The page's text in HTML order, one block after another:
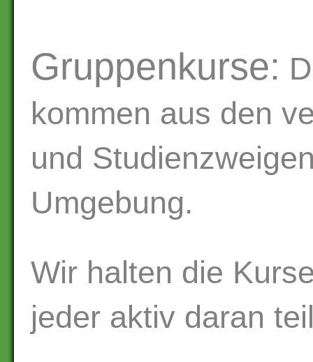
Gruppenkurse:
kommen aus den
und
Umgebung.
Wir halten die
jeder aktiv daran